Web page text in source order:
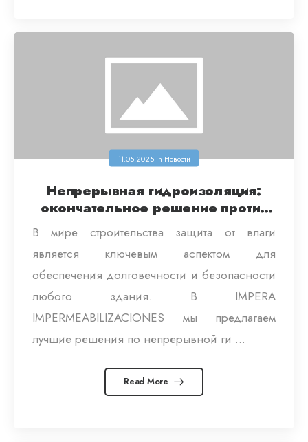
11.05.2025in Новости
Непрерывная гидроизоляция:
окончательное решение против
В мире строительства защита от влаги
является ключевым аспектом для
обеспечения долговечности и безопасности
любого здания. В IMPERA
IMPERMEABILIZACIONES мы предлагаем
лучшие решения по непрерывной ги ...
Read More